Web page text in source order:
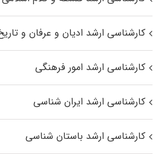
کارشناسی ارشد ادیان و عرفان و
کارشناسی ارشد امور فرهنگی
کارشناسی ارشد ایران شناسی
کارشناسی ارشد باستان شناسی